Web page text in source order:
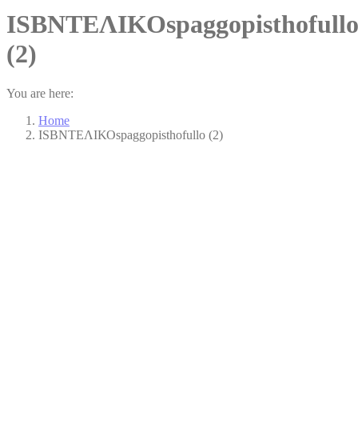
ISBNΤΕΛΙΚΟspaggopisthofullo
(2)
You are here:
Home
ISBNΤΕΛΙΚΟspaggopisthofullo (2)